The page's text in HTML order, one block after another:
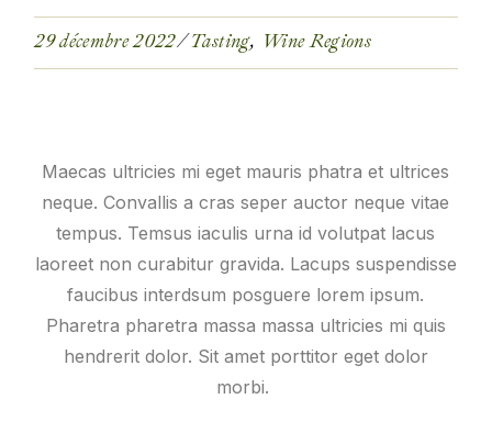
29 décembre 2022 Tasting Wine Regions
Maecas ultricies mi eget mauris phatra et ultrices
neque. Convallis a cras seper auctor neque vitae
tempus. Temsus iaculis urna id volutpat lacus
laoreet non curabitur gravida. Lacups suspendisse
faucibus interdsum posguere lorem ipsum.
Pharetra pharetra massa massa ultricies mi quis
hendrerit dolor. Sit amet porttitor eget dolor
morbi.